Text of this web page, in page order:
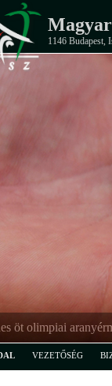
1146 Budapest,
öt olimpiai
VEZETŐSÉG